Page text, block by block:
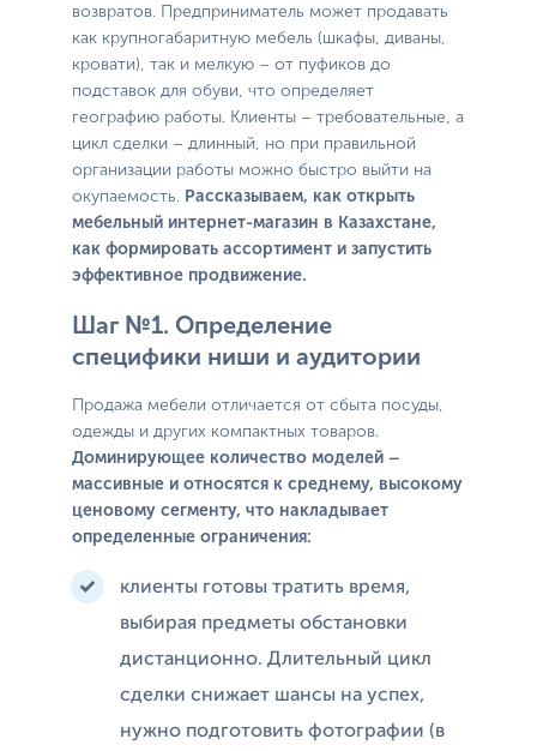
возвратов. Предприниматель может продавать
как крупногабаритную мебель (шкафы, диваны,
кровати), так и мелкую – от пуфиков до
подставок для обуви, что определяет
географию работы. Клиенты – требовательные, а
цикл сделки – длинный, но при правильной
организации работы можно быстро выйти на
окупаемость. Рассказываем, как открыть
мебельный интернет-магазин в Казахстане,
как формировать ассортимент и запустить
эффективное продвижение.
Шаг №1. Определение
специфики ниши и аудитории
Продажа мебели отличается от сбыта посуды,
одежды и других компактных товаров.
Доминирующее количество моделей –
массивные и относятся к среднему, высокому
ценовому сегменту, что накладывает
определенные ограничения:
клиенты готовы тратить время,
выбирая предметы обстановки
дистанционно. Длительный цикл
сделки снижает шансы на успех,
нужно подготовить фотографии (в